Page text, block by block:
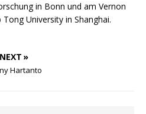
in Bonn und am Vernon
University in Shanghai.
NEXT »
Hartanto